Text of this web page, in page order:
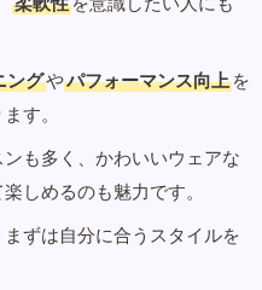
ングやパフォーマンス向上 を
す。
も多く、かわいいウェアな
しめるのも魅力です。
ずは自分に合うスタイルを